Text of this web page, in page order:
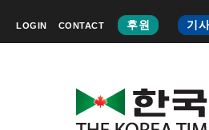
LOGIN CONTACT 후원 기